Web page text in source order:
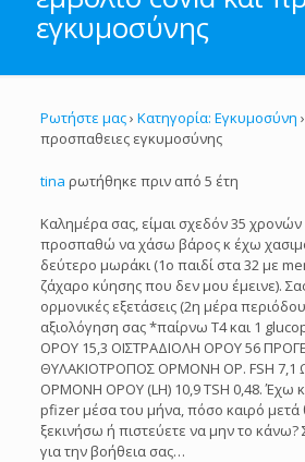
εγκυμοσύνης
Ρωτήστε μας› Κατηγορία: Εγκυμοσύνη ›
προσπαθειες εγκυμοσύνης
tina ρωτήθηκε πριν από 5 έτη
Καλημέρα σας, είμαι σχεδόν 35
προσπαθώ να χάσω βάρος κ έχω
δεύτερο μωράκι (1ο παιδί στα 32 με
ζάχαρο κύησης που δεν μου έμεινε).
ορμονικές εξετάσεις (2η μέρα
αξιολόγηση σας *παίρνω Τ4 και 1
ΟΡΟΥ 15,3 ΟΙΣΤΡΑΔΙΟΛΗ ΟΡΟΥ 56
ΘΥΛΑΚΙΟΤΡΟΠΟΣ ΟΡΜΟΝΗ ΟΡ. FSH 7,1
ΟΡΜΟΝΗ ΟΡΟΥ (LH) 10,9 ΤSH 0,48. Έχω
pfizer μέσα του μήνα, πόσο καιρό
ξεκινήσω ή πιστεύετε να μην το
για την βοήθεια σας…